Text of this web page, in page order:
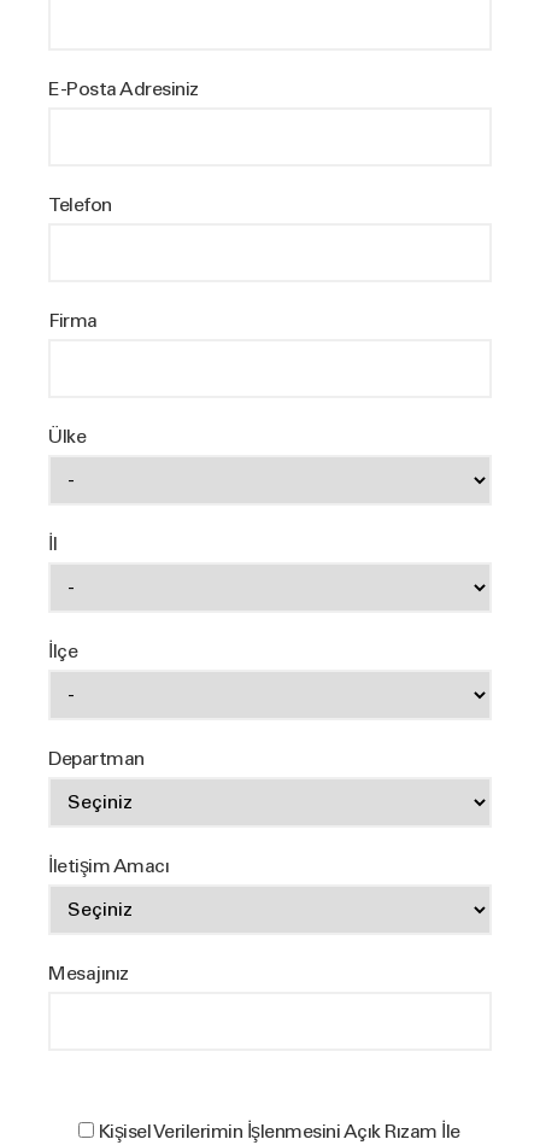
E-Posta Adresiniz
Telefon
Firma
Ülke
İlçe
Departman
İletişim Amacı
Mesajınız
Kişisel Verilerimin İşlenmesini Açık Rızam İle